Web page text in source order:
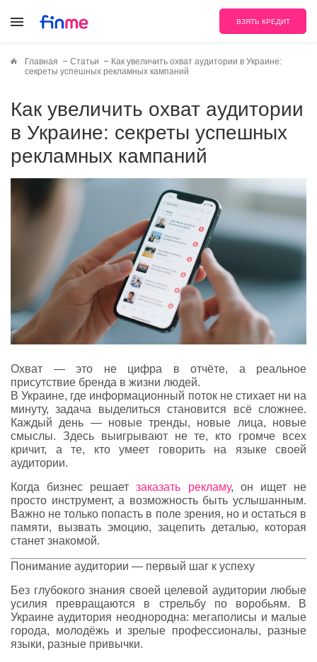
ВЗЯТЬ КРЕДИТ
Главная Статьи
Как увеличить охват аудитории в Украине:
секреты успешных рекламных кампаний
Как увеличить охват аудитории
в Украине: секреты успешных
рекламных кампаний
Охват — это не цифра в отчёте, а реальное
присутствие бренда в жизни людей.
В Украине, где информационный поток не стихает ни на
минуту, задача выделиться становится всё сложнее.
Каждый день — новые тренды, новые лица, новые
смыслы. Здесь выигрывают не те, кто громче всех
кричит, а те, кто умеет говорить на языке своей
аудитории.
Когда бизнес решаетзаказать рекламу, он ищет не
просто инструмент, а возможность быть услышанным.
Важно не только попасть в поле зрения, но и остаться в
памяти, вызвать эмоцию, зацепить деталью, которая
станет знакомой.
Понимание аудитории — первый шаг к успеху
Без глубокого знания своей целевой аудитории любые
усилия превращаются в стрельбу по воробьям. В
Украине аудитория неоднородна: мегаполисы и малые
города, молодёжь и зрелые профессионалы, разные
языки, разные привычки.